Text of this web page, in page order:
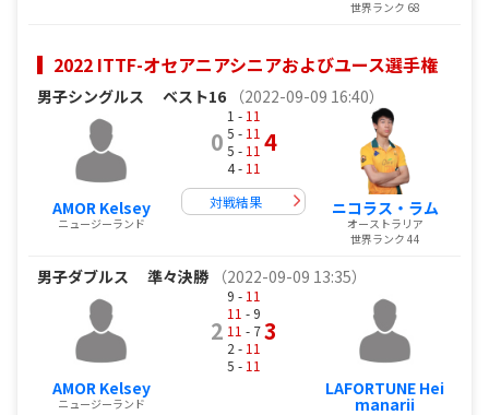
世界ランク 68
2022 ITTF-オセアニアシニアおよびユース選手権
男子シングルス ベスト16 （2022-09-09 16:40）
AMOR Kelsey
ニュージーランド
0
1 - 11
5 - 11
5 - 11
4 - 11
4
対戦結果 ニコラス・ラム
オーストラリア
世界ランク 44
男子ダブルス 準々決勝 （2022-09-09 13:35）
AMOR Kelsey
ニュージーランド
2
9 - 11
11 - 9
11 - 7
2 - 11
5 - 11
3
LAFORTUNE Hei
manarii